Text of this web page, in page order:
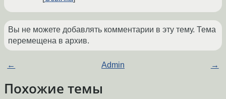
Вы не можете добавлять комментарии в эту тему. Тема
перемещена в архив.
← Admin →
Похожие темы